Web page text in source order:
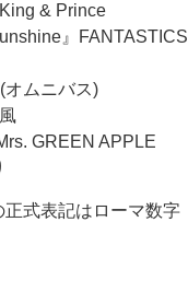
& Prince
』
オムニバス)
GREEN APPLE
式表記はローマ数字